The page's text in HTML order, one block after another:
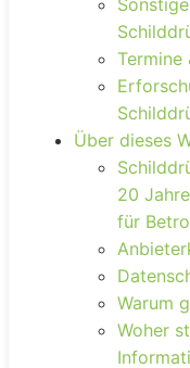
Termine
Über dieses
20
für
Warum
Woher